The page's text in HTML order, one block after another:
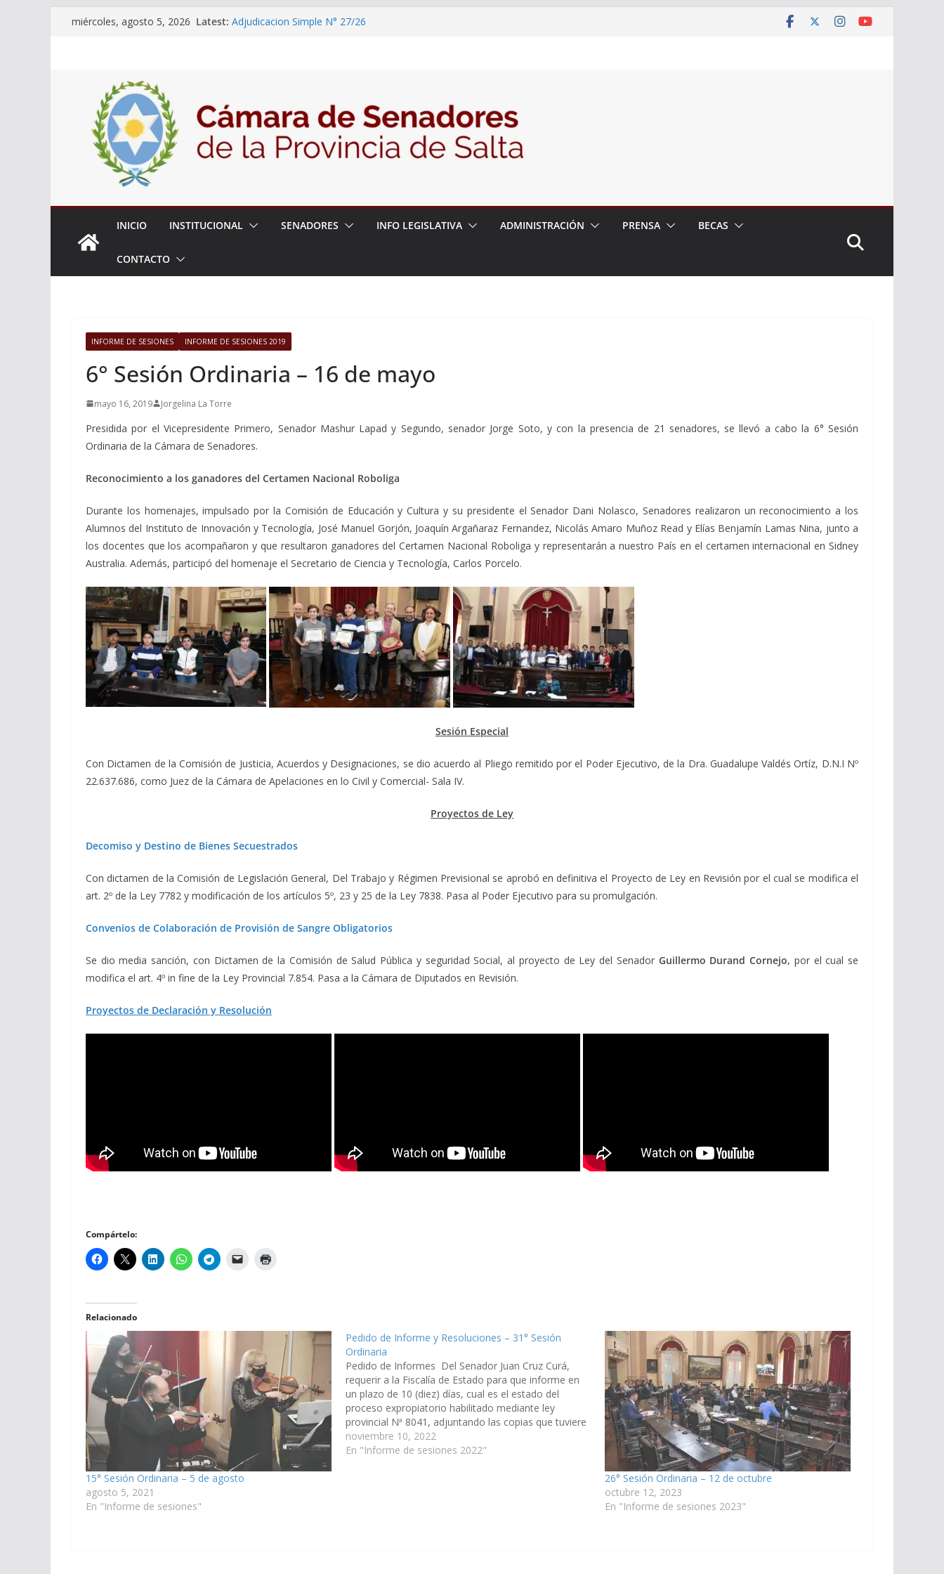
Skipmiércoles, agosto 5, 2026 Latest: Adjudicacion Simple N° 27/26
articular una mesa de trabajo con la Justicia
INICIO INSTITUCIONAL SENADORES INFO LEGISLATIVA ADMINISTRACIÓN PRENSA BECAS
CONTACTO
INFORME DE SESIONES INFORME DE SESIONES 2019
6° Sesión Ordinaria – 16 de mayo
mayo 16, 2019 Jorgelina La Torre
Presidida por el Vicepresidente Primero, Senador Mashur Lapad y Segundo, senador Jorge Soto, y con la presencia de 21 senadores, se llevó a cabo la 6° Sesión
Ordinaria de la Cámara de Senadores.
Reconocimiento a los ganadores del Certamen Nacional Roboliga
Durante los homenajes, impulsado por la Comisión de Educación y Cultura y su presidente el Senador Dani Nolasco, Senadores realizaron un reconocimiento a los
Alumnos del Instituto de Innovación y Tecnología, José Manuel Gorjón, Joaquín Argañaraz Fernandez, Nicolás Amaro Muñoz Read y Elías Benjamín Lamas Nina, junto a
los docentes que los acompañaron y que resultaron ganadores del Certamen Nacional Roboliga y representarán a nuestro País en el certamen internacional en Sidney
Australia. Además, participó del homenaje el Secretario de Ciencia y Tecnología, Carlos Porcelo.
Sesión Especial
Con Dictamen de la Comisión de Justicia, Acuerdos y Designaciones, se dio acuerdo al Pliego remitido por el Poder Ejecutivo, de la Dra. Guadalupe Valdés Ortíz, D.N.I Nº
22.637.686, como Juez de la Cámara de Apelaciones en lo Civil y Comercial- Sala IV.
Proyectos de Ley
Decomiso y Destino de Bienes Secuestrados
Con dictamen de la Comisión de Legislación General, Del Trabajo y Régimen Previsional se aprobó en definitiva el Proyecto de Ley en Revisión por el cual se modifica el
art. 2º de la Ley 7782 y modificación de los artículos 5º, 23 y 25 de la Ley 7838. Pasa al Poder Ejecutivo para su promulgación.
Convenios de Colaboración de Provisión de Sangre Obligatorios
Se dio media sanción, con Dictamen de la Comisión de Salud Pública y seguridad Social, al proyecto de Ley del Senador Guillermo Durand Cornejo, por el cual se
modifica el art. 4º in fine de la Ley Provincial 7.854. Pasa a la Cámara de Diputados en Revisión.
Proyectos de Declaración y Resolución
Compártelo:
Relacionado
15° Sesión Ordinaria – 5 de agosto
agosto 5, 2021
En "Informe de sesiones"
Pedido de Informe y Resoluciones – 31° Sesión
Ordinaria
Pedido de Informes Del Senador Juan Cruz Curá,
requerir a la Fiscalía de Estado para que informe en
un plazo de 10 (diez) días, cual es el estado del
proceso expropiatorio habilitado mediante ley
provincial Nª 8041, adjuntando las copias que tuviere
en su poder. Proyectos de Resolución - De…
noviembre 10, 2022
En "Informe de sesiones 2022"
26° Sesión Ordinaria – 12 de octubre
octubre 12, 2023
En "Informe de sesiones 2023"